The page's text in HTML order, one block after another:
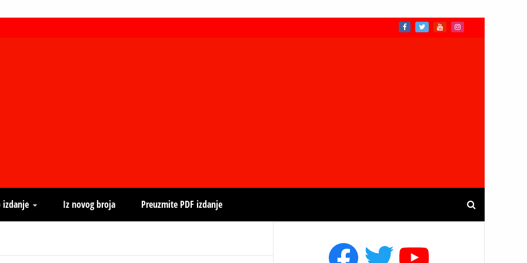
izdanje Iz novog broja Preuzmite PDF izdanje